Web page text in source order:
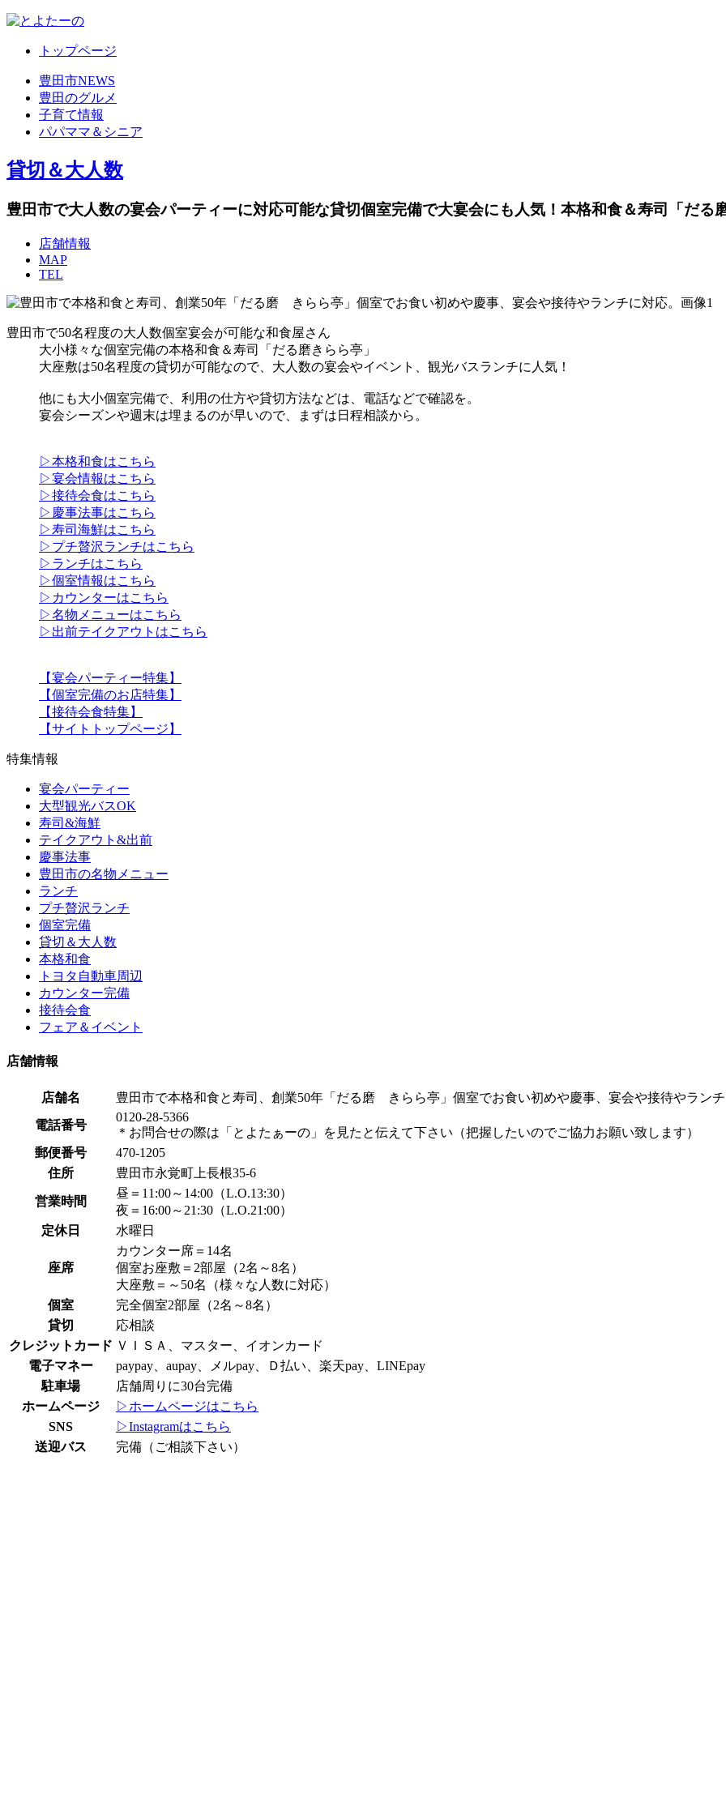
トップページ
豊田市NEWS
豊田のグルメ
子育て情報
パパママ＆シニア
貸切＆大人数
豊田市で大人数の宴会パーティーに対応可能な貸切個室完備で大宴会にも人気！本格和食＆寿司「だる
店舗情報
MAP
TEL
豊田市で50名程度の大人数個室宴会が可能な和食屋さん
大小様々な個室完備の本格和食＆寿司「だる磨きらら亭」
大座敷は50名程度の貸切が可能なので、大人数の宴会やイベント、観光バスランチに人気！
他にも大小個室完備で、利用の仕方や貸切方法などは、電話などで確認を。
宴会シーズンや週末は埋まるのが早いので、まずは日程相談から。
▷本格和食はこちら
▷宴会情報はこちら
▷接待会食はこちら
▷慶事法事はこちら
▷寿司海鮮はこちら
▷プチ贅沢ランチはこちら
▷ランチはこちら
▷個室情報はこちら
▷カウンターはこちら
▷名物メニューはこちら
▷出前テイクアウトはこちら
【宴会パーティー特集】
【個室完備のお店特集】
【接待会食特集】
【サイトトップページ】
特集情報
宴会パーティー
大型観光バスOK
寿司&海鮮
テイクアウト&出前
慶事法事
豊田市の名物メニュー
ランチ
プチ贅沢ランチ
個室完備
貸切＆大人数
本格和食
トヨタ自動車周辺
カウンター完備
接待会食
フェア＆イベント
店舗情報
店舗名
豊田市で本格和食と寿司、創業50年「だる磨 きらら亭」個室でお食い初めや慶事、宴会や接待やランチ
電話番号
0120-28-5366
＊お問合せの際は「とよたぁーの」を見たと伝えて下さい（把握したいのでご協力お願い致します）
郵便番号
470-1205
住所
豊田市永覚町上長根35-6
営業時間
昼＝11:00～14:00（L.O.13:30）
夜＝16:00～21:30（L.O.21:00）
定休日
水曜日
座席
カウンター席＝14名
個室お座敷＝2部屋（2名～8名）
大座敷＝～50名（様々な人数に対応）
個室
完全個室2部屋（2名～8名）
貸切
応相談
クレジットカード ＶＩＳＡ、マスター、イオンカード
電子マネー
paypay、aupay、メルpay、Ｄ払い、楽天pay、LINEpay
駐車場
店舗周りに30台完備
ホームページ
▷ホームページはこちら
SNS
▷Instagramはこちら
送迎バス
完備（ご相談下さい）